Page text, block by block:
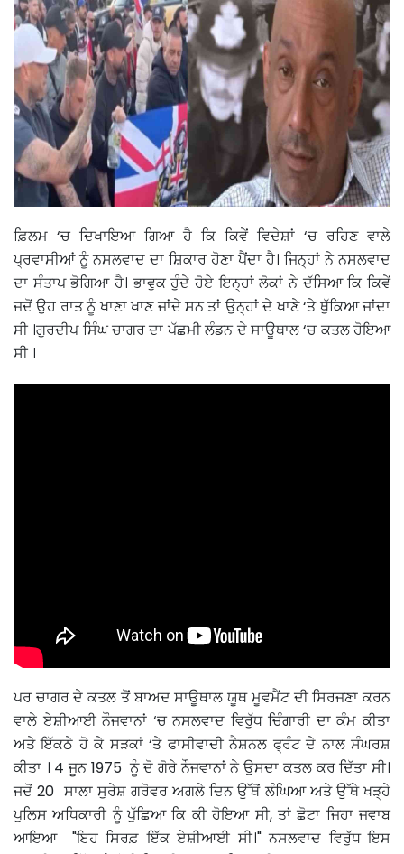
ਫ਼ਿਲਮ ‘ਚ ਦਿਖਾਇਆ ਗਿਆ ਹੈ ਕਿ ਕਿਵੇਂ ਵਿਦੇਸ਼ਾਂ ‘ਚ ਰਹਿਣ ਵਾਲੇ
ਪ੍ਰਵਾਸੀਆਂ ਨੂੰ ਨਸਲਵਾਦ ਦਾ ਸ਼ਿਕਾਰ ਹੋਣਾ ਪੈਂਦਾ ਹੈ। ਜਿਨ੍ਹਾਂ ਨੇ ਨਸਲਵਾਦ
ਦਾ ਸੰਤਾਪ ਭੋਗਿਆ ਹੈ। ਭਾਵੁਕ ਹੁੰਦੇ ਹੋਏ ਇਨ੍ਹਾਂ ਲੋਕਾਂ ਨੇ ਦੱਸਿਆ ਕਿ ਕਿਵੇਂ
ਜਦੋਂ ਉਹ ਰਾਤ ਨੂੰ ਖਾਣਾ ਖਾਣ ਜਾਂਦੇ ਸਨ ਤਾਂ ਉਨ੍ਹਾਂ ਦੇ ਖਾਣੇ ‘ਤੇ ਥੁੱਕਿਆ ਜਾਂਦਾ
ਸੀ ।ਗੁਰਦੀਪ ਸਿੰਘ ਚਾਗਰ ਦਾ ਪੱਛਮੀ ਲੰਡਨ ਦੇ ਸਾਊਥਾਲ ‘ਚ ਕਤਲ ਹੋਇਆ
ਸੀ ।
ਪਰ ਚਾਗਰ ਦੇ ਕਤਲ ਤੋਂ ਬਾਅਦ ਸਾਊਥਾਲ ਯੂਥ ਮੂਵਮੈਂਟ ਦੀ ਸਿਰਜਣਾ ਕਰਨ
ਵਾਲੇ ਏਸ਼ੀਆਈ ਨੌਜਵਾਨਾਂ ‘ਚ ਨਸਲਵਾਦ ਵਿਰੁੱਧ ਚਿੰਗਾਰੀ ਦਾ ਕੰਮ ਕੀਤਾ
ਅਤੇ ਇੱਕਠੇ ਹੋ ਕੇ ਸੜਕਾਂ ‘ਤੇ ਫਾਸੀਵਾਦੀ ਨੈਸ਼ਨਲ ਫ੍ਰੰਟ ਦੇ ਨਾਲ ਸੰਘਰਸ਼
ਕੀਤਾ । 4 ਜੂਨ 1975 ਨੂੰ ਦੋ ਗੋਰੇ ਨੌਜਵਾਨਾਂ ਨੇ ਉਸਦਾ ਕਤਲ ਕਰ ਦਿੱਤਾ ਸੀ।
ਜਦੋਂ 20 ਸਾਲਾ ਸੁਰੇਸ਼ ਗਰੋਵਰ ਅਗਲੇ ਦਿਨ ਉੱਥੋਂ ਲੰਘਿਆ ਅਤੇ ਉੱਥੇ ਖੜ੍ਹੇ
ਪੁਲਿਸ ਅਧਿਕਾਰੀ ਨੂੰ ਪੁੱਛਿਆ ਕਿ ਕੀ ਹੋਇਆ ਸੀ, ਤਾਂ ਛੋਟਾ ਜਿਹਾ ਜਵਾਬ
ਆਇਆ "ਇਹ ਸਿਰਫ਼ ਇੱਕ ਏਸ਼ੀਆਈ ਸੀ।" ਨਸਲਵਾਦ ਵਿਰੁੱਧ ਇਸ